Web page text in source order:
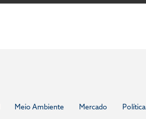
Meio Ambiente Mercado Política